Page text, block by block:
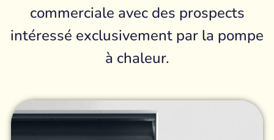
commerciale avec des prospects
intéressé exclusivement par la pompe
à chaleur.